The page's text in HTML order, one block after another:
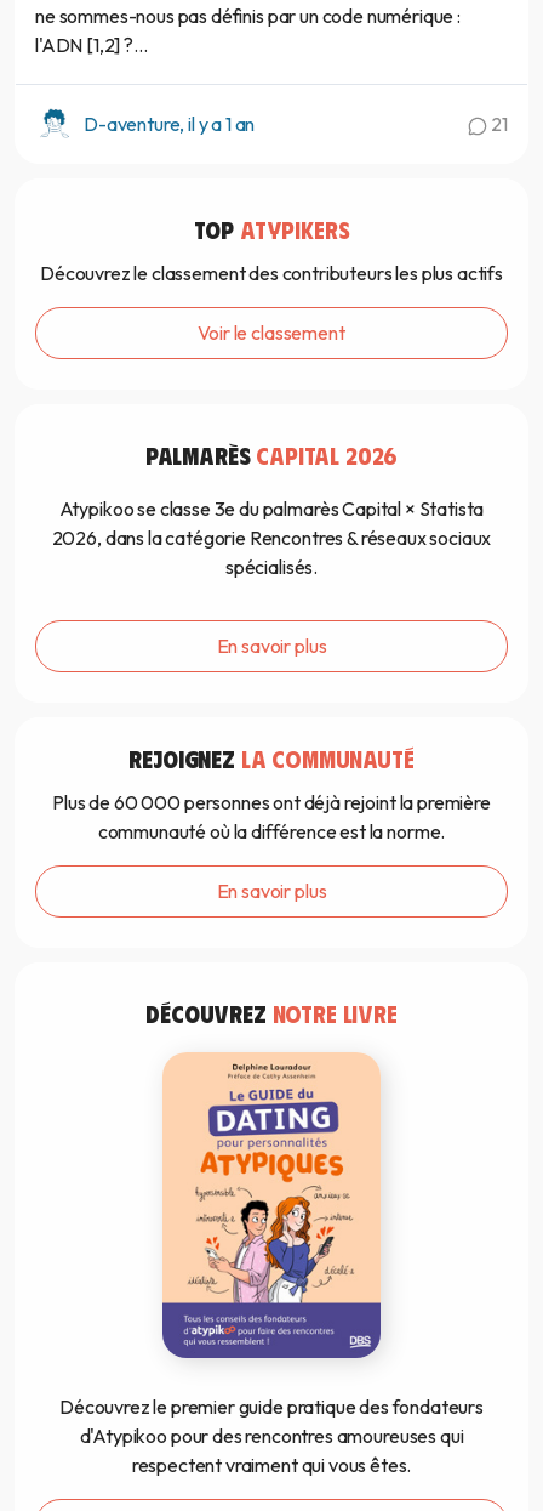
ne sommes-nous pas définis par un code numérique :
l'ADN [1,2] ?...
D-aventure, il y a 1 an 21
TOP ATYPIKERS
Découvrez le classement des contributeurs les plus actifs
Voir le classement
PALMARÈS CAPITAL 2026
Atypikoo se classe 3e du palmarès Capital × Statista
2026, dans la catégorie Rencontres & réseaux sociaux
spécialisés.
En savoir plus
REJOIGNEZ LA COMMUNAUTÉ
Plus de 60 000 personnes ont déjà rejoint la première
communauté où la différence est la norme.
En savoir plus
DÉCOUVREZ NOTRE LIVRE
Découvrez le premier guide pratique des fondateurs
d'Atypikoo pour des rencontres amoureuses qui
respectent vraiment qui vous êtes.